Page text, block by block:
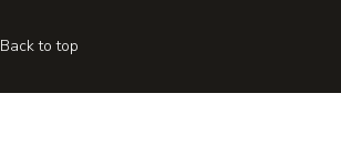
Back to top